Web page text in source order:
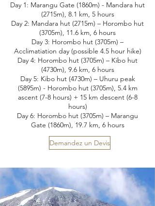
Day 1: Marangu Gate (1860m) - Mandara hut
(2715m), 8.1 km, 5 hours
Day 2: Mandara hut (2715m) – Horombo hut
(3705m), 11.6 km, 6 hours
Day 3: Horombo hut (3705m) –
Acclimatiation day (possible 4.5 hour hike)
Day 4: Horombo hut (3705m) – Kibo hut
(4730m), 9.6 km, 6 hours
Day 5: Kibo hut (4730m) – Uhuru peak
(5895m) - Horombo hut (3705m), 5.4 km
ascent (7-8 hours) + 15 km descent (6-8
hours)
Day 6: Horombo hut (3705m) – Marangu
Gate (1860m), 19.7 km, 6 hours
Demandez un Devis